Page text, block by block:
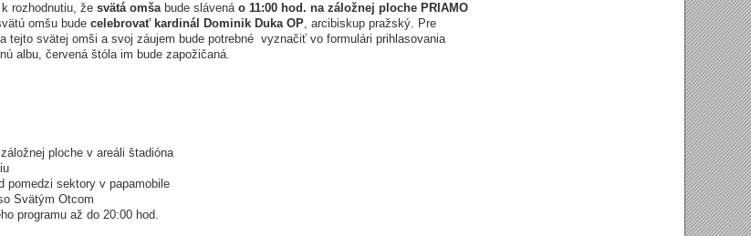
rozhodnutiu, že svätá omšabude slávená o 11:00 hod. na záložnej ploche PRIAMO
omšu bude celebrovať kardinál Dominik Duka OP, arcibiskup pražský. Pre
tejto svätej omši a svoj záujem bude potrebné vyznačiť vo formulári prihlasovania
albu, červená štóla im bude zapožičaná.
ploche v areáli štadióna
pomedzi sektory v papamobile
Svätým Otcom
programu až do 20:00 hod.